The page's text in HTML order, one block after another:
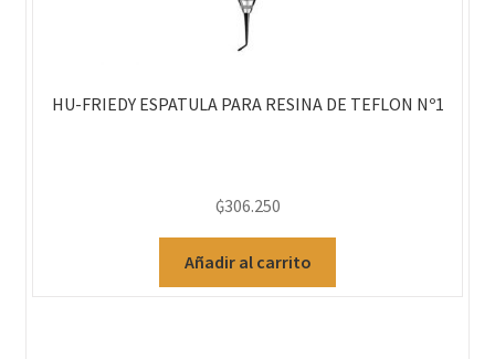
HU-FRIEDY ESPATULA PARA RESINA DE TEFLON Nº1
₲306.250
Añadir al carrito